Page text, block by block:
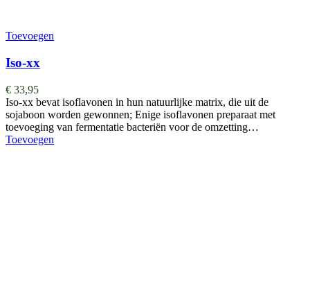
Toevoegen
Iso-xx
€ 33,95
Iso-xx bevat isoflavonen in hun natuurlijke matrix, die uit de
sojaboon worden gewonnen; Enige isoflavonen preparaat met
toevoeging van fermentatie bacteriën voor de omzetting…
Toevoegen